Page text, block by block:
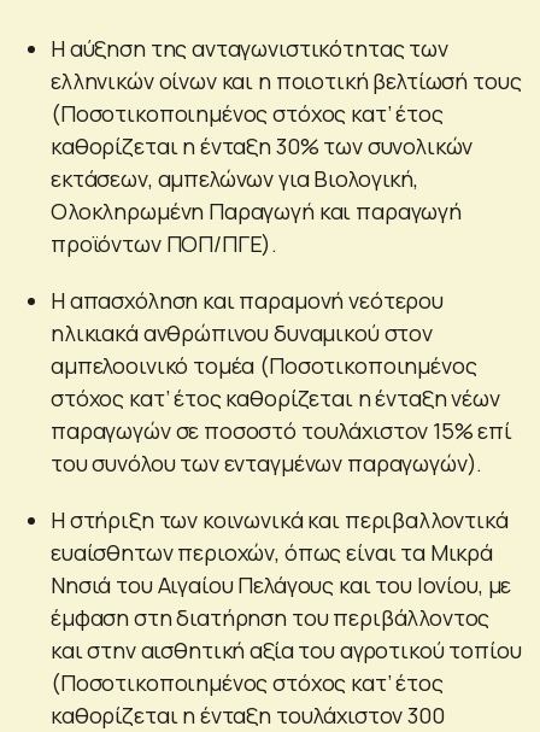
Η αύξηση της ανταγωνιστικότητας των
ελληνικών οίνων και η ποιοτική βελτίωσή τους
(Ποσοτικοποιημένος στόχος κατ’ έτος
καθορίζεται η ένταξη 30% των συνολικών
εκτάσεων, αμπελώνων για Βιολογική,
Ολοκληρωμένη Παραγωγή και παραγωγή
προϊόντων ΠΟΠ/ΠΓΕ).
Η απασχόληση και παραμονή νεότερου
ηλικιακά ανθρώπινου δυναμικού στον
αμπελοοινικό τομέα (Ποσοτικοποιημένος
στόχος κατ’ έτος καθορίζεται η ένταξη νέων
παραγωγών σε ποσοστό τουλάχιστον 15% επί
του συνόλου των ενταγμένων παραγωγών).
H στήριξη των κοινωνικά και περιβαλλοντικά
ευαίσθητων περιοχών, όπως είναι τα Μικρά
Νησιά του Αιγαίου Πελάγους και του Ιονίου, με
έμφαση στη διατήρηση του περιβάλλοντος
και στην αισθητική αξία του αγροτικού τοπίου
(Ποσοτικοποιημένος στόχος κατ’ έτος
καθορίζεται η ένταξη τουλάχιστον 300